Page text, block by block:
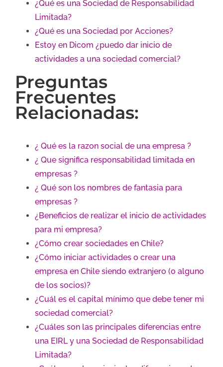
¿Qué es una Sociedad de Responsabilidad
Limitada?
¿Qué es una Sociedad por Acciones?
Estoy en Dicom ¿puedo dar inicio de
actividades a una sociedad comercial?
Preguntas
Frecuentes
Relacionadas:
¿ Qué es la razon social de una empresa ?
¿ Que significa responsabilidad limitada en
empresas ?
¿ Qué son los nombres de fantasia para
empresas ?
¿Beneficios de realizar el inicio de actividades
para mi empresa?
¿Cómo crear sociedades en Chile?
¿Cómo iniciar actividades o crear una
empresa en Chile siendo extranjero (o alguno
de los socios)?
¿Cuál es el capital mínimo que debe tener mi
sociedad comercial?
¿Cuáles son las principales diferencias entre
una EIRL y una Sociedad de Responsabilidad
Limitada?